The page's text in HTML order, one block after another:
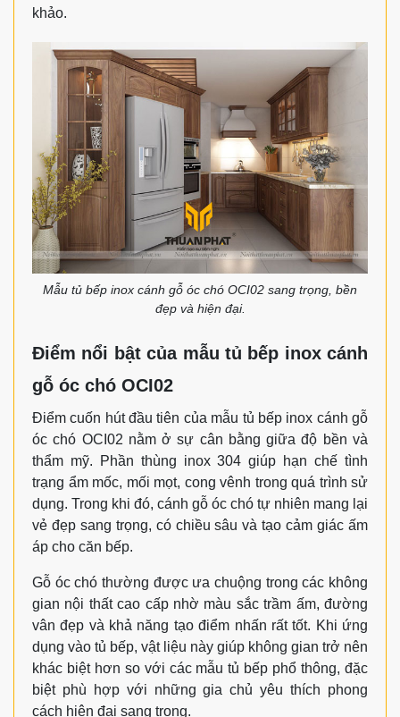
khảo.
Mẫu tủ bếp inox cánh gỗ óc chó OCI02 sang trọng, bền
đẹp và hiện đại.
Điểm nổi bật của mẫu tủ bếp inox cánh
gỗ óc chó OCI02
Điểm cuốn hút đầu tiên của mẫu tủ bếp inox cánh gỗ
óc chó OCI02 nằm ở sự cân bằng giữa độ bền và
thẩm mỹ. Phần thùng inox 304 giúp hạn chế tình
trạng ẩm mốc, mối mọt, cong vênh trong quá trình sử
dụng. Trong khi đó, cánh gỗ óc chó tự nhiên mang lại
vẻ đẹp sang trọng, có chiều sâu và tạo cảm giác ấm
áp cho căn bếp.
Gỗ óc chó thường được ưa chuộng trong các không
gian nội thất cao cấp nhờ màu sắc trầm ấm, đường
vân đẹp và khả năng tạo điểm nhấn rất tốt. Khi ứng
dụng vào tủ bếp, vật liệu này giúp không gian trở nên
khác biệt hơn so với các mẫu tủ bếp phổ thông, đặc
biệt phù hợp với những gia chủ yêu thích phong
cách hiện đại sang trọng.